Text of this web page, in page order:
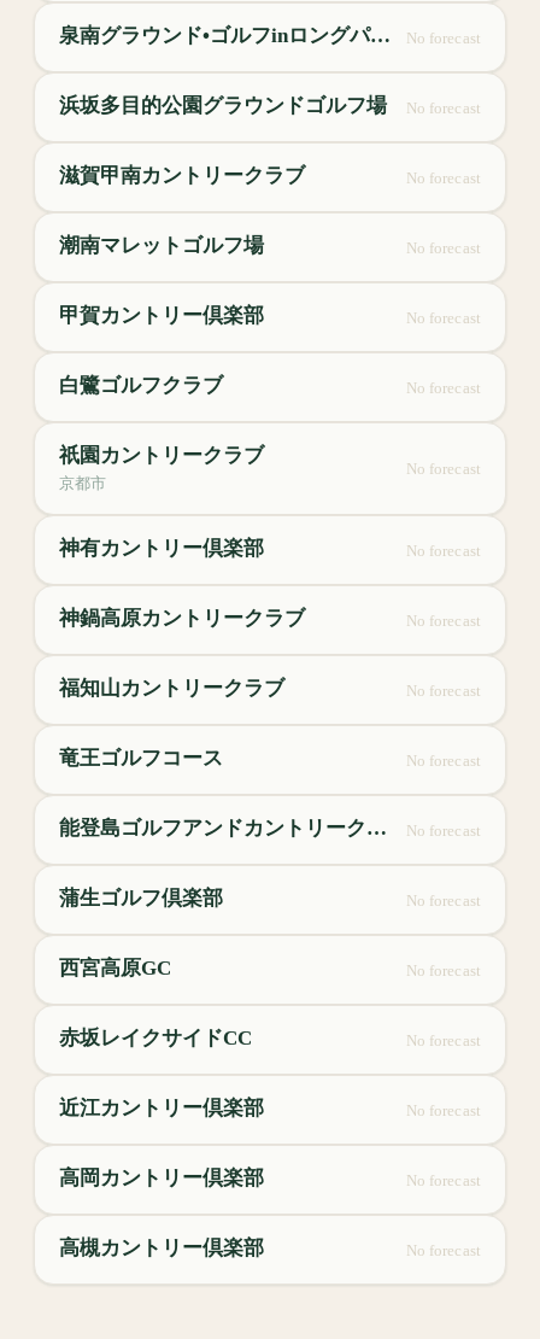
泉南グラウンド•ゴルフinロングパーク No forecast
浜坂多目的公園グラウンドゴルフ場 No forecast
滋賀甲南カントリークラブ No forecast
潮南マレットゴルフ場 No forecast
甲賀カントリー倶楽部 No forecast
白鷺ゴルフクラブ No forecast
祇園カントリークラブ
京都市
No forecast
神有カントリー倶楽部 No forecast
神鍋高原カントリークラブ No forecast
福知山カントリークラブ No forecast
竜王ゴルフコース No forecast
能登島ゴルフアンドカントリークラブ No forecast
蒲生ゴルフ倶楽部 No forecast
西宮高原GC No forecast
赤坂レイクサイドCC No forecast
近江カントリー倶楽部 No forecast
高岡カントリー倶楽部 No forecast
高槻カントリー倶楽部 No forecast